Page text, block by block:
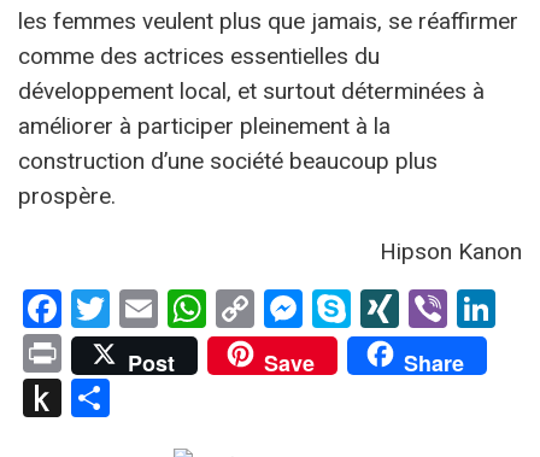
les femmes veulent plus que jamais, se réaffirmer
comme des actrices essentielles du
développement local, et surtout déterminées à
améliorer à participer pleinement à la
construction d’une société beaucoup plus
prospère.
Hipson Kanon
Facebook
Twitter
EmailWhatsApp
Copy
Link
Messenger
SkypeXING
Viber
PrintPost Save Share
Push